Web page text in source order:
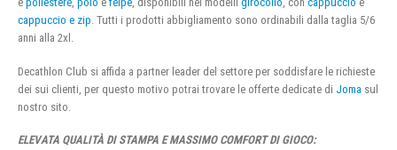
cappuccio e zip. Tutti i prodotti abbigliamento sono ordinabili dalla taglia 5/6
anni alla 2xl.
Decathlon Club si affida a partner leader del settore per soddisfare le richieste
dei sui clienti, per questo motivo potrai trovare le offerte dedicate di Joma sul
nostro sito.
ELEVATA QUALITÀ DI STAMPA E MASSIMO COMFORT DI GIOCO: